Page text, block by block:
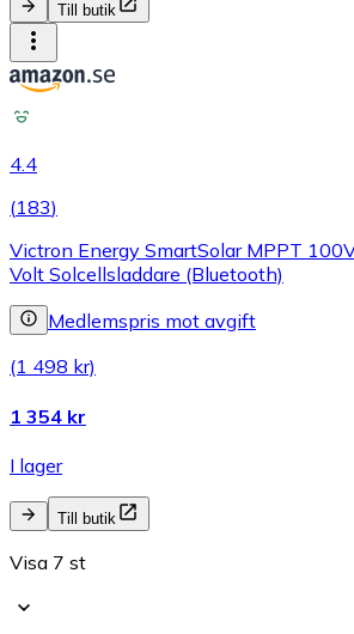
Till butik
4.4
(183)
Victron Energy SmartSolar MPPT
Volt Solcellsladdare (Bluetooth)
Medlemspris mot avgift
(1 498 kr)
1 354 kr
I lager
Till butik
Visa 7 st